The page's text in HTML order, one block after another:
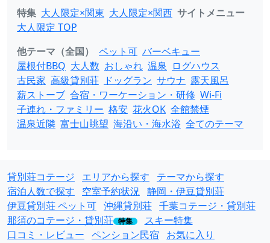
特集 大人限定×関東 大人限定×関西 サイトメニュー
大人限定 TOP
他テーマ（全国）
ペット可 バーベキュー
屋根付BBQ 大人数 おしゃれ 温泉 ログハウス
古民家 高級貸別荘 ドッグラン サウナ 露天風呂
薪ストーブ 合宿・ワーケーション・研修 Wi-Fi
子連れ・ファミリー 格安 花火OK 全館禁煙
温泉近隣 富士山眺望 海沿い・海水浴 全てのテーマ
貸別荘コテージ エリアから探す
テーマから探す
宿泊人数で探す
空室予約状況 静岡・伊豆貸別荘
伊豆貸別荘 ペット可 沖縄貸別荘 千葉コテージ・貸別荘
那須のコテージ・貸別荘 特集
スキー特集
口コミ・レビュー ペンション民宿 お気に入り